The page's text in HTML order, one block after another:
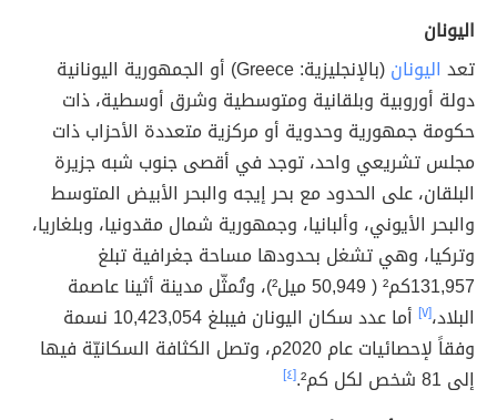
اليونان
تعد اليونان
(بالإنجليزية: Greece) أو الجمهورية اليونانية
دولة أوروبية وبلقانية ومتوسطية وشرق أوسطية، ذات
حكومة جمهورية وحدوية أو مركزية متعددة الأحزاب ذات
مجلس تشريعي واحد، توجد في أقصى جنوب شبه جزيرة
البلقان، على الحدود مع بحر إيجه والبحر الأبيض المتوسط
والبحر الأيوني، وألبانيا، وجمهورية شمال مقدونيا، وبلغاريا،
وتركيا، وهي تشغل بحدودها مساحة جغرافية تبلغ
131,957كم² ( 50,949 ميل²)، وتُمثّل مدينة أثينا عاصمة
البلاد،[٧]
أما عدد سكان اليونان فيبلغ 10,423,054 نسمة
وفقاً لإحصائيات عام 2020م، وتصل الكثافة السكانيّة فيها
إلى 81 شخص لكل كم².
[٤]